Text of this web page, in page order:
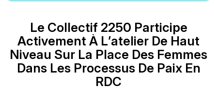
Le Collectif 2250 Participe
Activement À L’atelier De Haut
Niveau Sur La Place Des Femmes
Dans Les Processus De Paix En
RDC